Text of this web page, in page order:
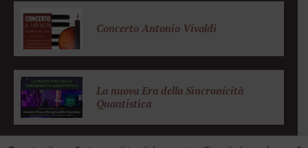
Concerto Antonio Vivaldi
La nuova Era della Sincronicità
Quantistica